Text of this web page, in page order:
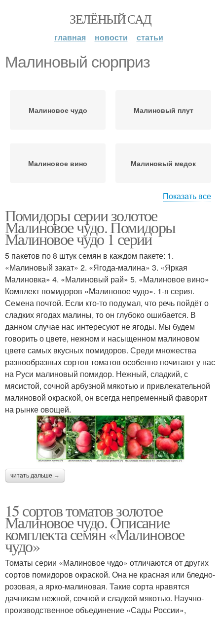
ЗЕЛЁНЫЙ САД
главная новости статьи
Малиновый сюрприз
Малиновое чудо Малиновый плут
Малиновое вино Малиновый медок
Малиновый мед Малиновые помидоры
Малиновый король Малиновая мечта
Малиновый бизон Малиновая радость
Малиновое эскимо Малиновый зайка
Показать все
Помидоры серии золотое
Малиновое чудо. Помидоры
Малиновое чудо 1 серии
5 пакетов по 8 штук семян в каждом пакете: 1.
«Малиновый закат» 2. «Ягода-малина» 3. «Яркая
Малиновка» 4. «Малиновый рай» 5. «Малиновое вино»
Комплект помидоров «Малиновое чудо». 1-я серия.
Семена почтой. Если кто-то подумал, что речь пойдёт о
сладких ягодах малины, то он глубоко ошибается. В
данном случае нас интересуют не ягоды. Мы будем
говорить о цвете, нежном и насыщенном малиновом
цвете самых вкусных помидоров. Среди множества
разнообразных сортов томатов особенно почитают у нас
на Руси малиновый помидор. Нежный, сладкий, с
мясистой, сочной арбузной мякотью и привлекательной
малиновой окраской, он всегда непременный фаворит
на рынке овощей.
читать дальше →
15 сортов томатов золотое
Малиновое чудо. Описание
комплекта семян «Малиновое
чудо»
Томаты серии «Малиновое чудо» отличаются от других
сортов помидоров окраской. Она не красная или бледно-
розовая, а ярко-малиновая. Такие сорта нравятся
дачникам нежной, сочной и сладкой мякотью. Научно-
производственное объединение «Сады России»,